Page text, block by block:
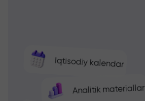
Iqtisodiy kalendar
Analitik materiallar